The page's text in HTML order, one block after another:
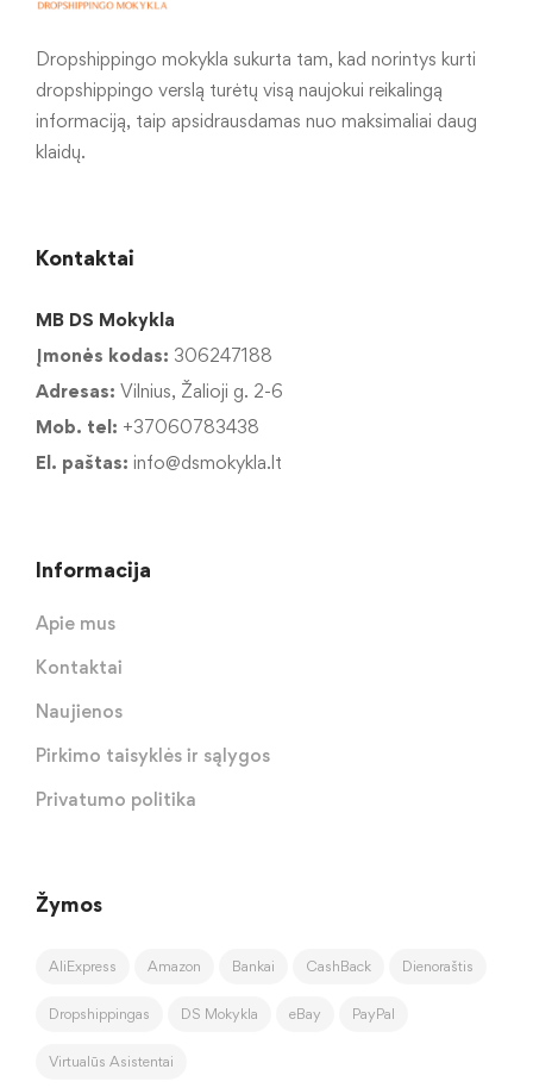
Dropshippingo mokykla sukurta tam, kad norintys kurti
dropshippingo verslą turėtų visą naujokui reikalingą
informaciją, taip apsidrausdamas nuo maksimaliai daug
klaidų.
Kontaktai
MB DS Mokykla
Įmonės kodas: 306247188
Adresas: Vilnius, Žalioji g. 2-6
Mob. tel: +37060783438
El. paštas: info@dsmokykla.lt
Informacija
Apie mus
Kontaktai
Naujienos
Pirkimo taisyklės ir sąlygos
Privatumo politika
Žymos
AliExpress Amazon Bankai CashBack Dienoraštis
Dropshippingas DS Mokykla eBay PayPal
Virtualūs Asistentai